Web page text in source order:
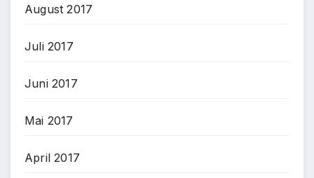
August 2017
Juli 2017
Juni 2017
Mai 2017
April 2017